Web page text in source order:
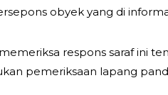
obyek yang di
respons saraf ini
pemeriksaan lapang